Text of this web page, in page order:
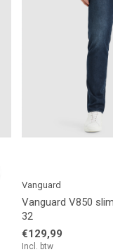
Vanguard
Vanguard V850
32
€129,99
Incl. btw